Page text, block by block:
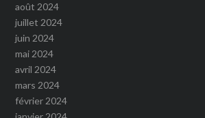
août 2024
juillet 2024
juin 2024
mai 2024
avril 2024
mars 2024
février 2024